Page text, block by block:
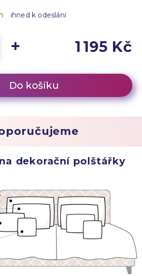
ihned k odeslání
1 195 Kč
Do košíku
dekorační polštářky